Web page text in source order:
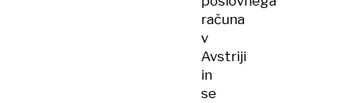
računa
v
Avstriji
in
se